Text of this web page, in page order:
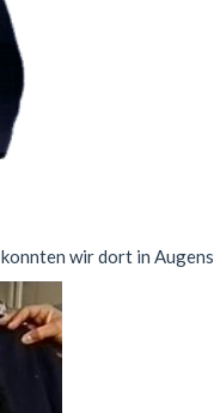
konnten wir dort in